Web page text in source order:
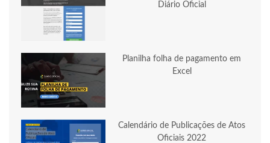
Diário Oficial
Planilha folha de pagamento em
Excel
Calendário de Publicações de Atos
Oficiais 2022